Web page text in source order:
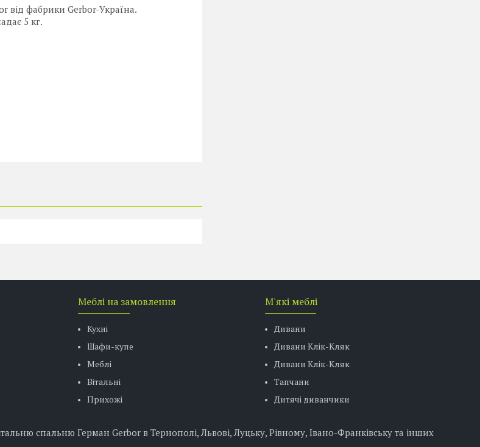
від фабрики Gerbor-Україна.
5 кг.
Меблі на замовлення
Кухні
Шафи-купе
Меблі
Вітальні
Прихожі
М'які меблі
Дивани
Дивани Клік-Кляк
Дивани Клік-Кляк
Тапчани
Дитячі диванчики
спальню Герман Gerbor в Тернополі, Львові, Луцьку, Рівному, Івано-Франківську та інших